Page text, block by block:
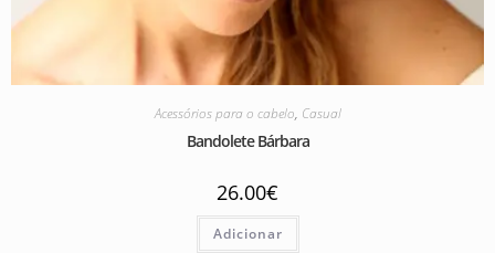
Acessórios para o cabelo, Casual
Bandolete Bárbara
26.00€
Adicionar